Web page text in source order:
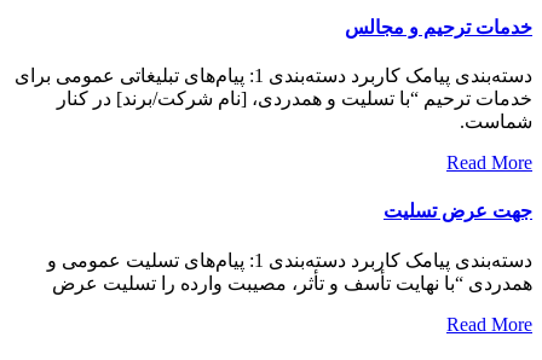
خدمات ترحیم و مجالس
دسته‌بندی پیامک کاربرد دسته‌بندی 1: پیام‌های تبلیغاتی عمومی برای
خدمات ترحیم “با تسلیت و همدردی، [نام شرکت/برند] در کنار
شماست.
Read More
جهت عرض تسلیت
دسته‌بندی پیامک کاربرد دسته‌بندی 1: پیام‌های تسلیت عمومی و
همدردی “با نهایت تأسف و تأثر، مصیبت وارده را تسلیت عرض
Read More